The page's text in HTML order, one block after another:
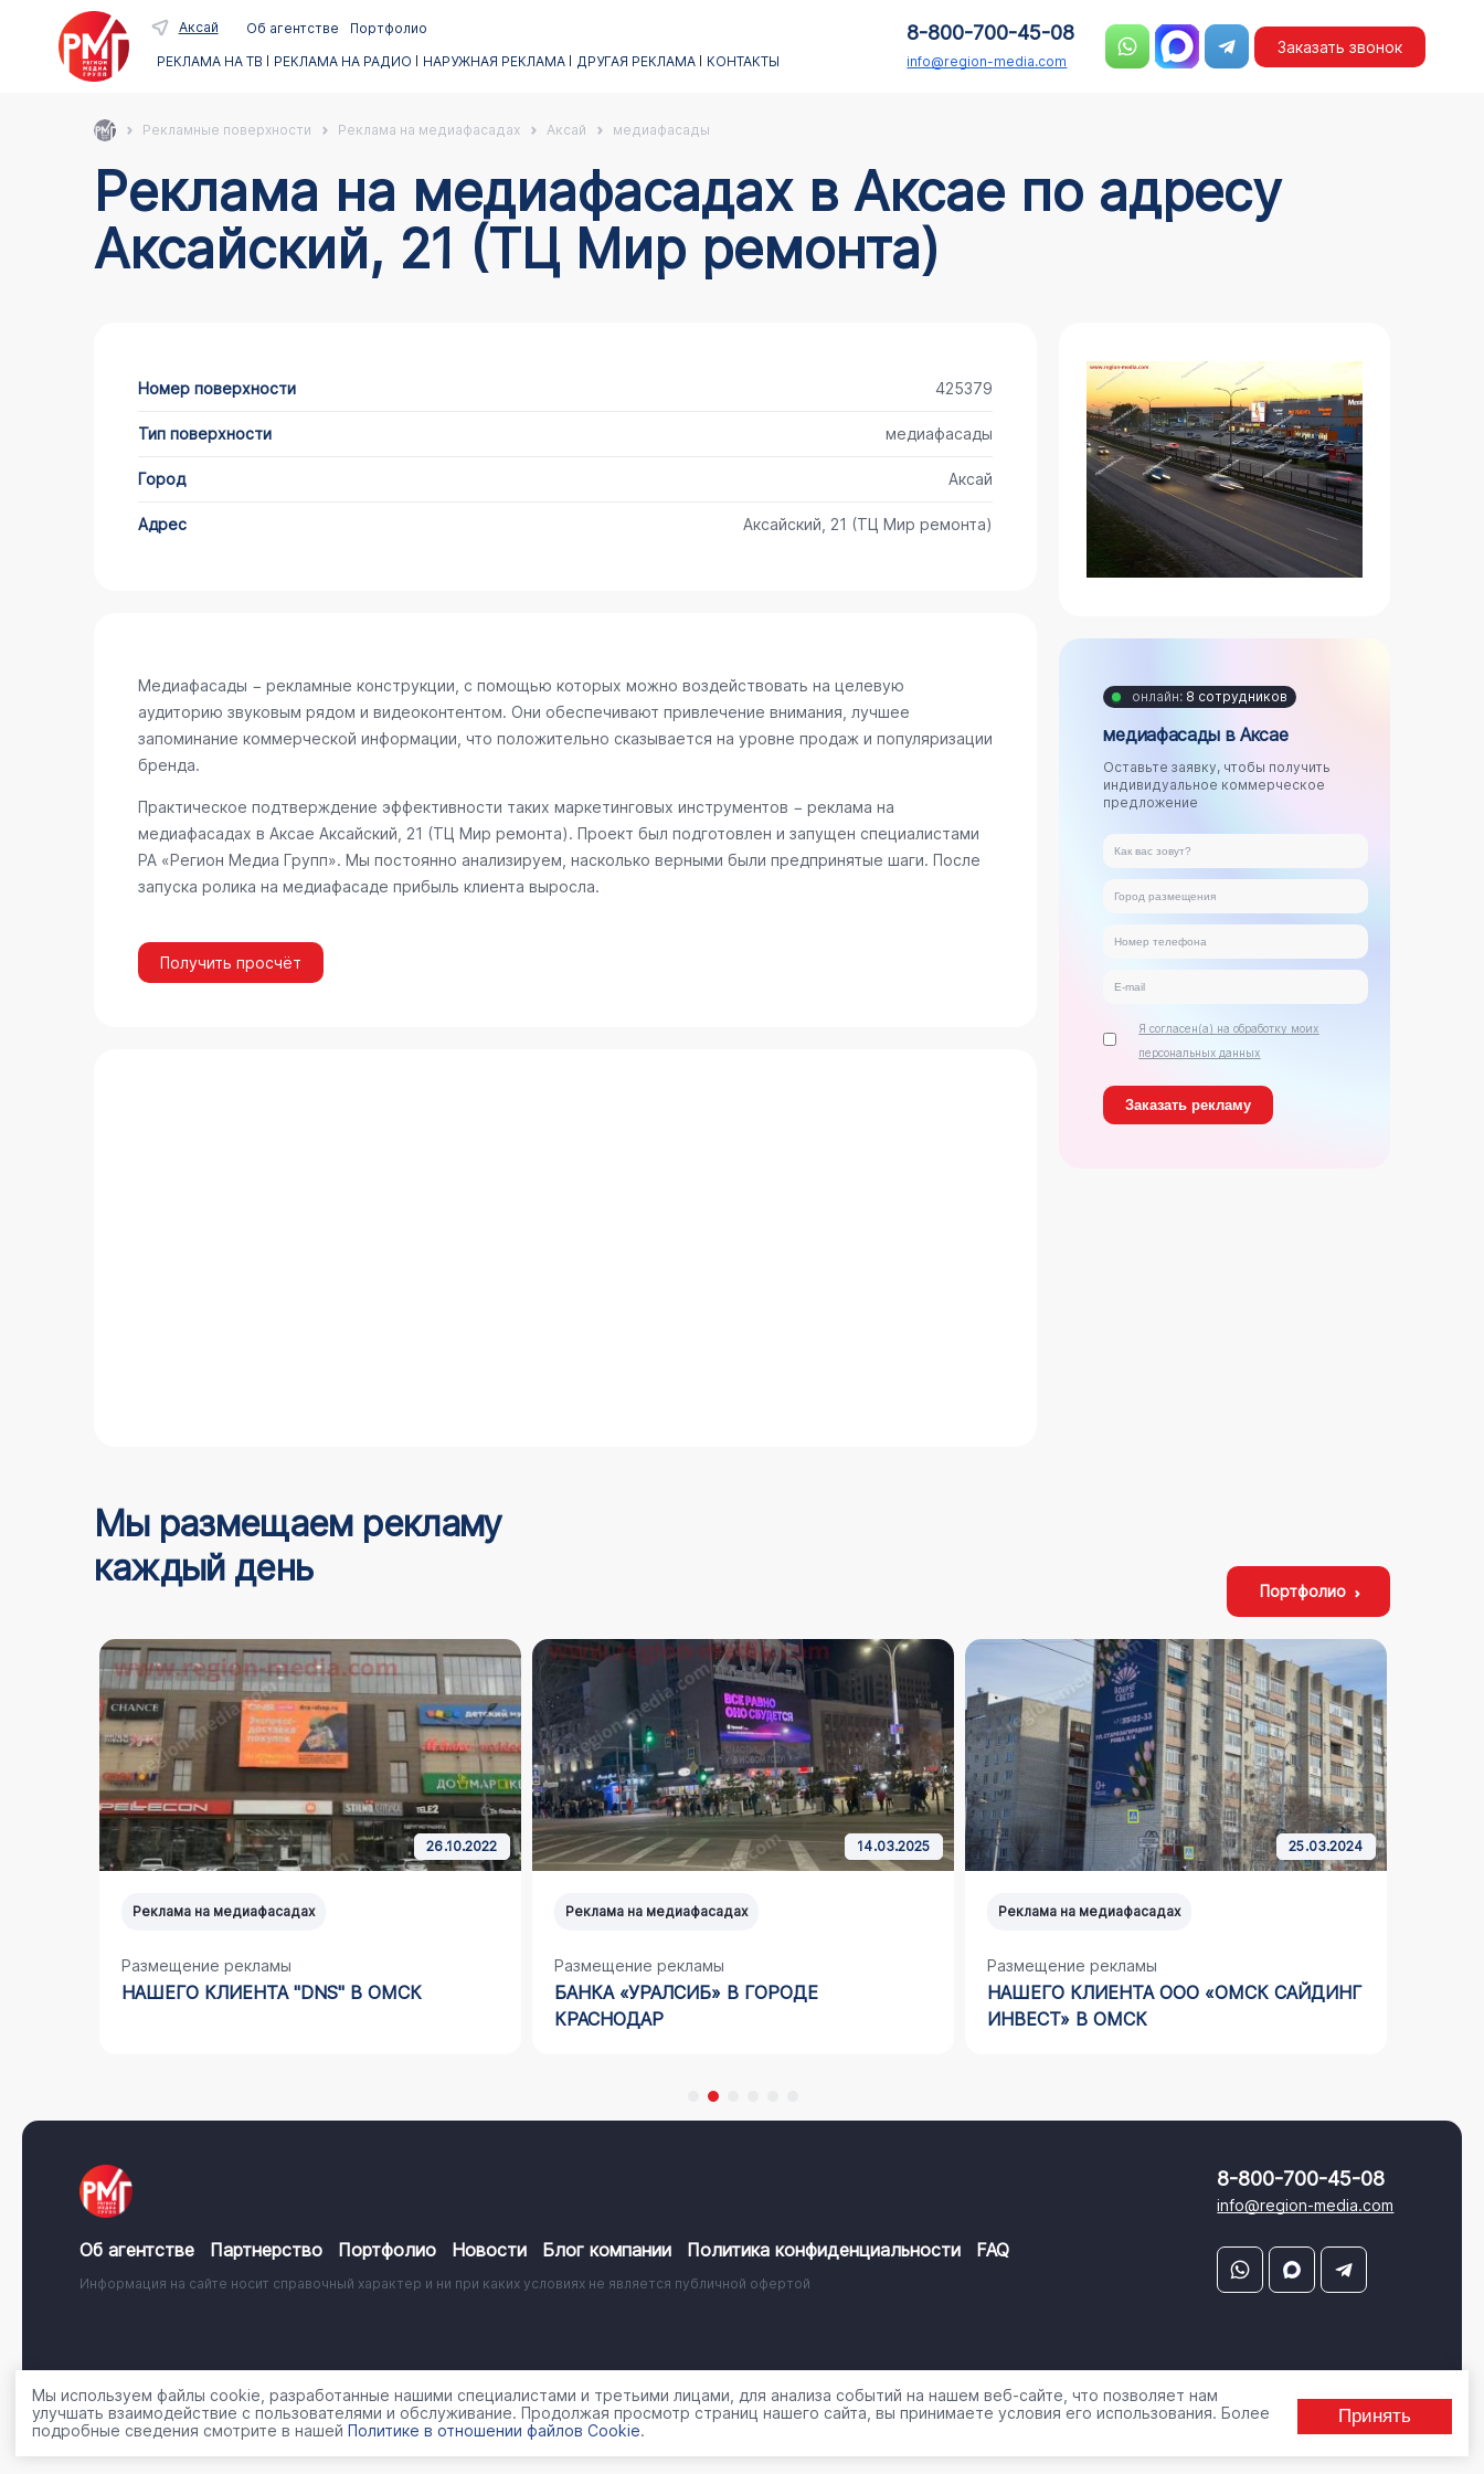
Аксай Об агентстве
Портфолио
РЕКЛАМА НА ТВ
РЕКЛАМА НА РАДИО НАРУЖНАЯ РЕКЛАМА ДРУГАЯ РЕКЛАМА КОНТАКТЫ
8-800-700-45-08
info@region-media.com
Заказать звонок
Рекламные поверхности Реклама на медиафасадах Аксай медиафасады
Реклама на медиафасадах в Аксае по адресу
Аксайский, 21 (ТЦ Мир ремонта)
Номер поверхности 425379
Тип поверхности медиафасады
Город Аксай
Адрес Аксайский, 21 (ТЦ Мир ремонта)
Медиафасады − рекламные конструкции, с помощью которых можно воздействовать на целевую
аудиторию звуковым рядом и видеоконтентом. Они обеспечивают привлечение внимания, лучшее
запоминание коммерческой информации, что положительно сказывается на уровне продаж и популяризации
бренда.
Практическое подтверждение эффективности таких маркетинговых инструментов − реклама на
медиафасадах в Аксае Аксайский, 21 (ТЦ Мир ремонта). Проект был подготовлен и запущен специалистами
РА «Регион Медиа Групп». Мы постоянно анализируем, насколько верными были предпринятые шаги. После
запуска ролика на медиафасаде прибыль клиента выросла.
Получить просчёт
онлайн: 8 сотрудников
медиафасады в Аксае
Оставьте заявку, чтобы получить
индивидуальное коммерческое
предложение
Я согласен(а) на обработку моих
персональных данных
Мы размещаем рекламу
каждый день
Портфолио
26.10.2022
Реклама на медиафасадах
Размещение рекламы
НАШЕГО КЛИЕНТА "DNS" В ОМСК
14.03.2025
Реклама на медиафасадах
Размещение рекламы
БАНКА «УРАЛСИБ» В ГОРОДЕ
КРАСНОДАР
25.03.2024
Реклама на медиафасадах
Размещение рекламы
НАШЕГО КЛИЕНТА ООО «ОМСК САЙДИНГ
ИНВЕСТ» В ОМСК
8-800-700-45-08
info@region-media.com
Об агентстве Партнерство Портфолио Новости Блог компании Политика конфиденциальности FAQ
Информация на сайте носит справочный характер и ни при каких условиях не является публичной офертой
© 2001 - 2026, ООО «Регион Медиа Групп» Политика обработки персональных данных
Мы используем файлы cookie, разработанные нашими специалистами и третьими лицами, для анализа событий на нашем веб-сайте, что позволяет нам
улучшать взаимодействие с пользователями и обслуживание. Продолжая просмотр страниц нашего сайта, вы принимаете условия его использования. Более
подробные сведения смотрите в нашей Политике в отношении файлов Cookie.
Принять